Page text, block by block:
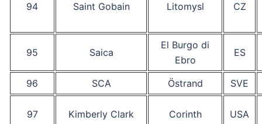
94 Saint Gobain Litomysl CZ
95 Saica
El Burgo di
Ebro
ES
96 SCA Östrand SVE
97 Kimberly Clark Corinth USA